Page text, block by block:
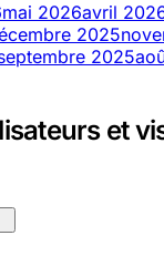
mai 2026avril
2025
2025
et